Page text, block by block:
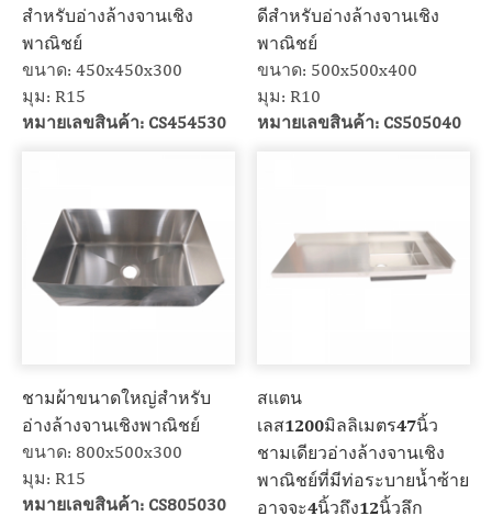
สำหรับอ่างล้างจานเชิง
พาณิชย์
ขนาด: 450x450x300
มุม: R15
หมายเลขสินค้า: CS454530
ดีสำหรับอ่างล้างจานเชิง
พาณิชย์
ขนาด: 500x500x400
มุม: R10
หมายเลขสินค้า: CS505040
ชามผ้าขนาดใหญ่สำหรับ
อ่างล้างจานเชิงพาณิชย์
ขนาด: 800x500x300
มุม: R15
หมายเลขสินค้า: CS805030
สแตน
เลส1200มิลลิเมตร47นิ้ว
ชามเดียวอ่างล้างจานเชิง
พาณิชย์ที่มีท่อระบายน้ำซ้าย
อาจจะ4นิ้วถึง12นิ้วลึก